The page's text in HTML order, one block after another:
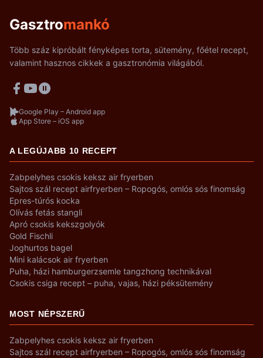
Gasztromankó
Több száz kipróbált fényképes torta, sütemény, főétel recept,
valamint hasznos cikkek a gasztronómia világából.
Google Play – Android app
App Store – iOS app
A LEGÚJABB 10 RECEPT
Zabpelyhes csokis keksz air fryerben
Sajtos szál recept airfryerben – Ropogós, omlós sós finomság
Epres-túrós kocka
Olívás fetás stangli
Apró csokis kekszgolyók
Gold Fischli
Joghurtos bagel
Mini kalácsok air fryerben
Puha, házi hamburgerzsemle tangzhong technikával
Csokis csiga recept – puha, vajas, házi péksütemény
MOST NÉPSZERŰ
Zabpelyhes csokis keksz air fryerben
Sajtos szál recept airfryerben – Ropogós, omlós sós finomság